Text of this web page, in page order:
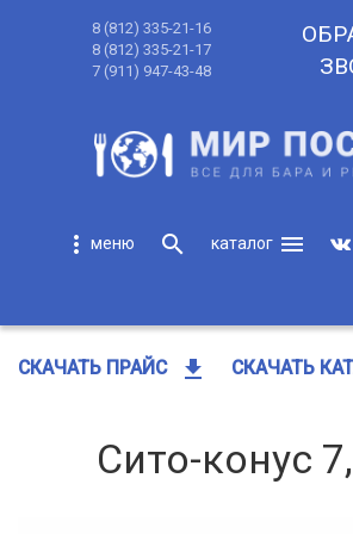
8 (812) 335-21-16
8 (812) 335-21-17
7 (911) 947-43-48
more_vert search
menu
СКАЧАТЬ ПРАЙС get_app СКАЧАТЬ
Сито-конус